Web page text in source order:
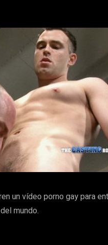
un vídeo porno gay para
mundo.